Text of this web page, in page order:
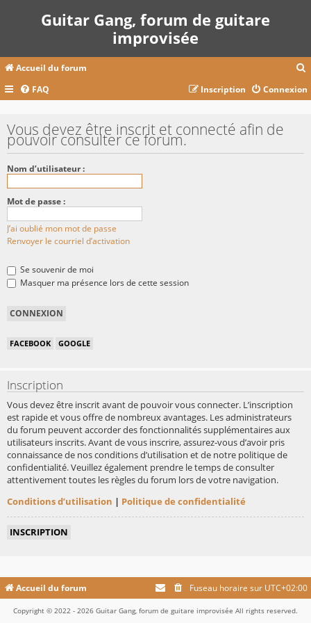
Guitar Gang, forum de guitare
improvisée
Accueil du forum
c
FAQ Connexion
Inscription
Vous devez être inscrit et connecté afin de
pouvoir consulter ce forum.
Nom d’utilisateur :
Mot de passe :
J’ai oublié mon mot de passe
Renvoyer le courriel d’activation
Se souvenir de moi
Masquer ma présence lors de cette session
FACEBOOK GOOGLE
Inscription
Vous devez être inscrit avant de pouvoir vous connecter. L’inscription
est rapide et vous offre de nombreux avantages. Les administrateurs
du forum peuvent accorder des fonctionnalités supplémentaires aux
utilisateurs inscrits. Avant de vous inscrire, assurez-vous d’avoir pris
connaissance de nos conditions d’utilisation et de notre politique de
confidentialité. Veuillez également prendre le temps de consulter
attentivement toutes les règles du forum lors de votre navigation.
Conditions d’utilisation | Politique de confidentialité
INSCRIPTION
Accueil du forum Fuseau horaire sur UTC+02:00
Copyright © 2022 - 2026 Guitar Gang, forum de guitare improvisée All rights reserved.